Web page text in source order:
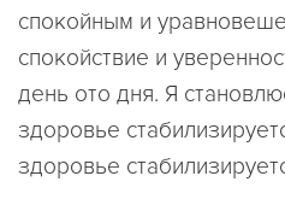
спокойным и
спокойствие и
день ото дня. Я
здоровье
здоровье